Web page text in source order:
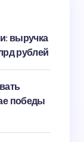
выручка
рублей
победы